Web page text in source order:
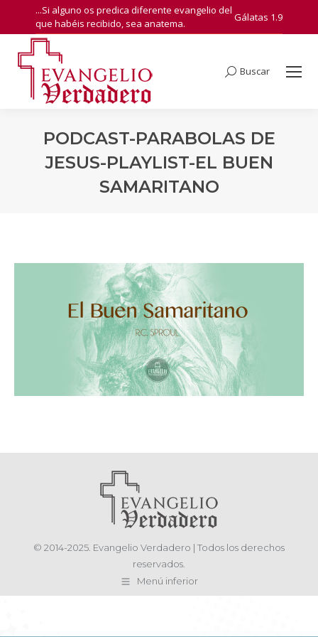
...Si alguno os predica diferente evangelio del
que habéis recibido, sea anatema.
Gálatas 1.9
Search:
Buscar
PODCAST-PARABOLAS DE
JESUS-PLAYLIST-EL BUEN
SAMARITANO
© 2014-2025. Evangelio Verdadero | Todos los derechos
reservados.
Menú inferior